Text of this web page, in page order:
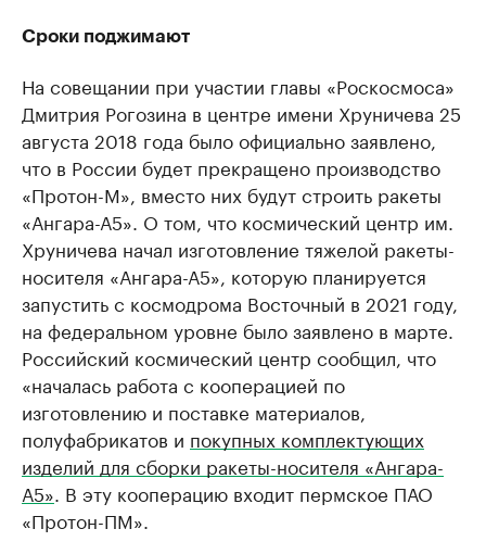
Сроки поджимают
На совещании при участии главы «Роскосмоса»
Дмитрия Рогозина в центре имени Хруничева 25
августа 2018 года было официально заявлено,
что в России будет прекращено производство
«Протон-М», вместо них будут строить ракеты
«Ангара-А5». О том, что космический центр им.
Хруничева начал изготовление тяжелой ракеты-
носителя «Ангара-А5», которую планируется
запустить с космодрома Восточный в 2021 году,
на федеральном уровне было заявлено в марте.
Российский космический центр сообщил, что
«началась работа с кооперацией по
изготовлению и поставке материалов,
полуфабрикатов и покупных комплектующих
изделий для сборки ракеты-носителя «Ангара-
А5» . В эту кооперацию входит пермское ПАО
«Протон-ПМ».